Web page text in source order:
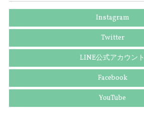
Instagram
Twitter
LINE公式アカウント
Facebook
YouTube